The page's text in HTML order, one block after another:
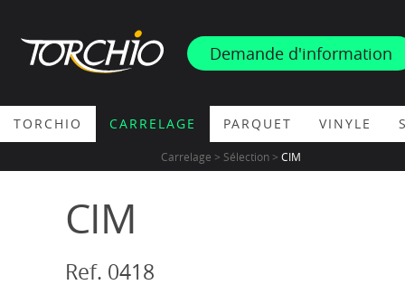
PROMOS & ACTUS Demande d'information
TORCHIO CARRELAGE PARQUET VINYLE
Carrelage > Sélection > CIM
CIM
Ref. 0418